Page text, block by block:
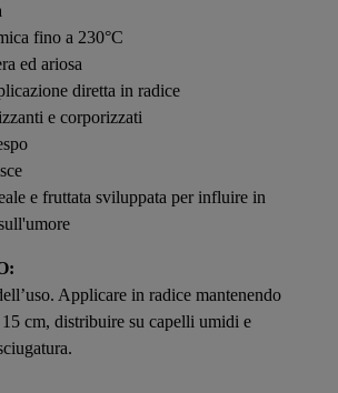
fino a 230°C
ed ariosa
diretta in radice
e corporizzati
e fruttata sviluppata per influire in
Applicare in radice mantenendo
cm, distribuire su capelli umidi e